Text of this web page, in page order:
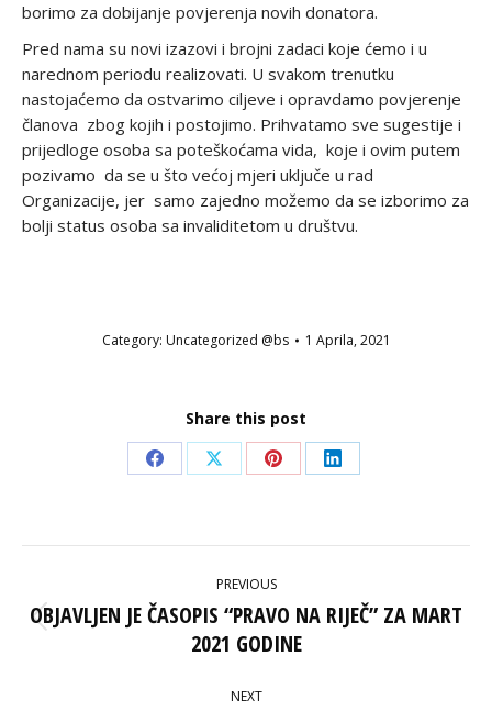
borimo za dobijanje povjerenja novih donatora.
Pred nama su novi izazovi i brojni zadaci koje ćemo i u
narednom periodu realizovati. U svakom trenutku
nastojaćemo da ostvarimo ciljeve i opravdamo povjerenje
članova zbog kojih i postojimo. Prihvatamo sve sugestije i
prijedloge osoba sa poteškoćama vida, koje i ovim putem
pozivamo da se u što većoj mjeri uključe u rad
Organizacije, jer samo zajedno možemo da se izborimo za
bolji status osoba sa invaliditetom u društvu.
Category: Uncategorized @bs 1 Aprila, 2021
Share this post
Share
Facebook
Share
X
Share
Pinterest
Share
LinkedIn
NAVIGATION
PREVIOUS
Previous
post:
OBJAVLJEN JE ČASOPIS “PRAVO NA RIJEČ” ZA MART
2021 GODINE
NEXT